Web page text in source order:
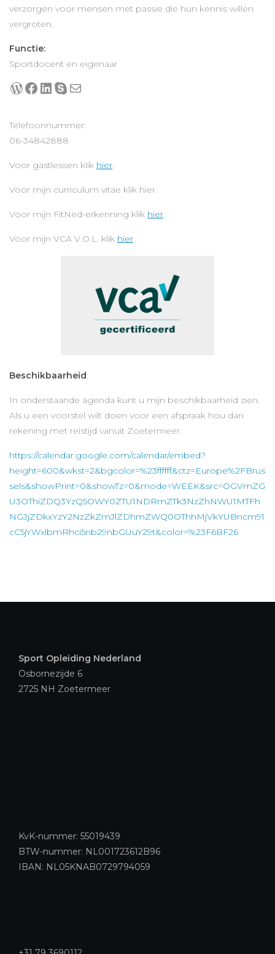
verzorgen voor mensen met passie die hun kennis willen
vergroten.
Functie:
Sportdocent en eigenaar
WordPress
Facebook
LinkedIn
Skype
E-mail
Telefoonnummer:
06-34842888
Voor gastlessen klik hier.
Voor mijn curriculum vitae klik hier.
Voor mijn FitNed-erkenning klik hier.
Voor mijn VCA V.O.L. klik hier.
Beschikbaarheid:
In onderstaande agenda kunt u mijn beschikbaarheid zien.
Als u een voorstel wilt doen voor een afspraak hou dan
rekening met reistijd vanuit Zoetermeer.
https://calendar.google.com/calendar/embed?
height=600&wkst=2&bgcolor=%23ffffff&ctz=Europe%2FBrus
sels&showPrint=0&showTz=0&mode=WEEK&src=OGVmZG
U3OThiZDQ3YzQ5OWY0ZTU1NDRmZTk3NzZhNWU1MTFh
NGJjZDkxYzY2NzZkZmJlZDhmZWQ0OThhMjVkYUBncm91
cC5jYWxlbmRhci5nb29nbGUuY29t&color=%23F6BF26
Sport Opleiding Nederland
Osbornezijde 6
2725 NH Zoetermeer
KvK-nummer: 55019439
BTW-nummer: NL001723612B96
IBAN: NL05KNAB0729794059